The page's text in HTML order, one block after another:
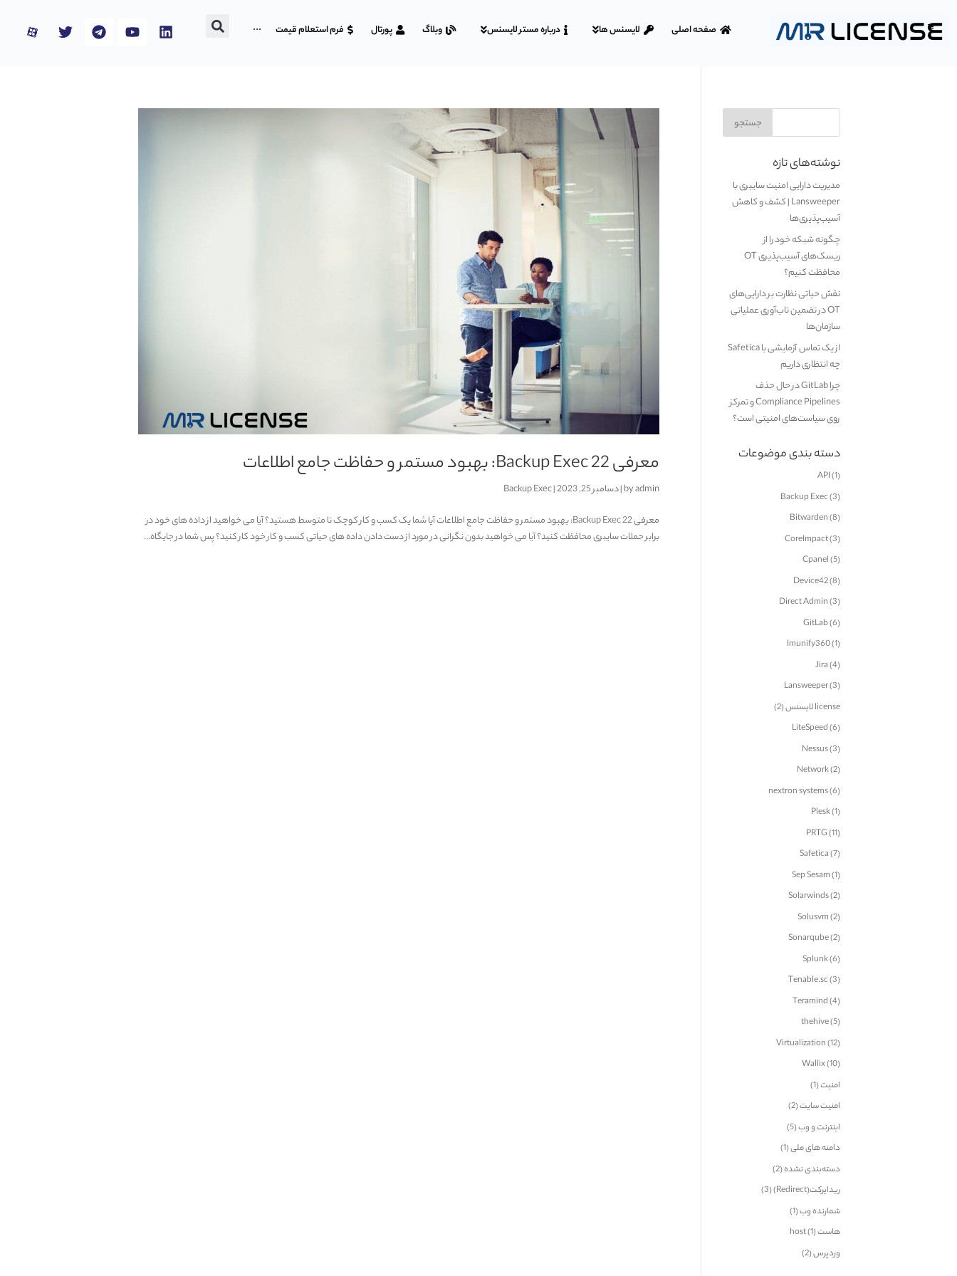
صفحه اصلی لایسنس ها درباره مستر لایسنس وبلاگ پورتال فرم استعلام قیمت ···
معرفی Backup Exec 22: بهبود مستمر و حفاظت جامع اطلاعات
byadmin
|دسامبر 25, 2023 |
Backup Exec
معرفی Backup Exec 22: بهبود مستمر و حفاظت جامع اطلاعات آیا شما یک کسب و کار کوچک تا متوسط ​​هستید؟ آیا می خواهید از داده های خود در
برابر حملات سایبری محافظت کنید؟ آیا می خواهید بدون نگرانی در مورد از دست دادن داده های حیاتی کسب و کار خود کار کنید؟ پس شما در جایگاه...
نوشته‌های تازه
مدیریت دارایی امنیت سایبری با
Lansweeper | کشف و کاهش
آسیب‌پذیری‌ها
چگونه شبکه خود را از
ریسک‌های آسیب‌پذیری OT
محافظت کنیم؟
نقش حیاتی نظارت بر دارایی‌های
OT در تضمین تاب‌آوری عملیاتی
سازمان‌ها
از یک تماس آزمایشی با Safetica
چه انتظاری داریم
چرا GitLab در حال حذف
Compliance Pipelines و تمرکز
روی سیاست‌های امنیتی است؟
دسته بندی موضوعات
API(1)
Backup Exec(3)
Bitwarden(8)
CoreImpact(3)
Cpanel(5)
Device42(8)
Direct Admin(3)
GitLab(6)
Imunify360(1)
Jira(4)
Lansweeper(3)
license لایسنس
(2)
LiteSpeed(6)
Nessus(3)
Network(2)
nextron systems(6)
Plesk(1)
PRTG(11)
Safetica(7)
Sep Sesam(1)
Solarwinds(2)
Solusvm(2)
Sonarqube(2)
Splunk(6)
Tenable.sc(3)
Teramind(4)
thehive(5)
Virtualization(12)
Wallix(10)
امنیت(1)
امنیت سایت(2)
اینترنت و وب(5)
دامنه های ملی(1)
دسته‌بندی نشده(2)
ریدایرکت(Redirect)
(3)
شمارنده وب(1)
هاست host(1)
وردپرس(2)